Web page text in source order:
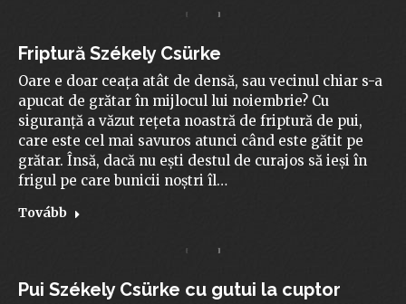
Friptură Székely Csürke
Oare e doar ceața atât de densă, sau vecinul chiar s-a
apucat de grătar în mijlocul lui noiembrie? Cu
siguranță a văzut rețeta noastră de friptură de pui,
care este cel mai savuros atunci când este gătit pe
grătar. Însă, dacă nu ești destul de curajos să ieși în
frigul pe care bunicii noștri îl…
Tovább
Pui Székely Csürke cu gutui la cuptor